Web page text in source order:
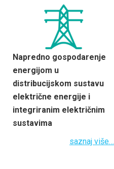
Napredno gospodarenje
energijom u
distribucijskom sustavu
električne energije i
integriranim električnim
sustavima
saznaj više…